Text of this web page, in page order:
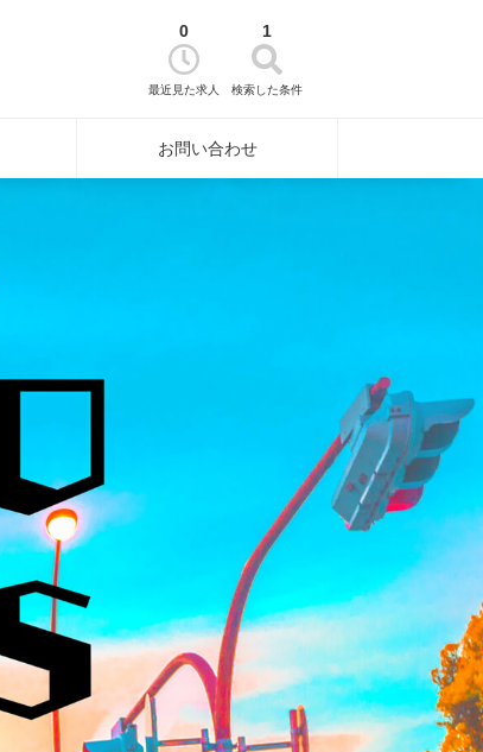
0
最近見た求人
1
検索した条件
お問い合わせ